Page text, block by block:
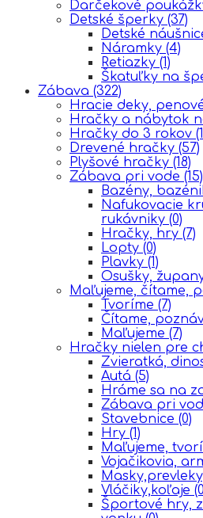
Darčekové
Detské šperky (37)
Detské
Náramky (4)
Retiazky (1)
Škatuľky na
Zábava (322)
Hracie deky,
Hračky a nábytok
Hračky do 3 rokov
Drevené hračky (57)
Plyšové hračky (18)
Zábava pri vode (15)
Bazény,
Nafukovacie
rukávniky (0)
Hračky, hry (7)
Lopty (0)
Plavky (1)
Osušky,
Maľujeme, čítame,
Tvoríme (7)
Čítame,
Maľujeme (7)
Hračky nielen pre
Zvieratká,
Autá (5)
Hráme sa na
Zábava pri
Stavebnice (0)
Hry (1)
Maľujeme,
Vojačikovia,
Vláčiky,koľaje
Športové hry,